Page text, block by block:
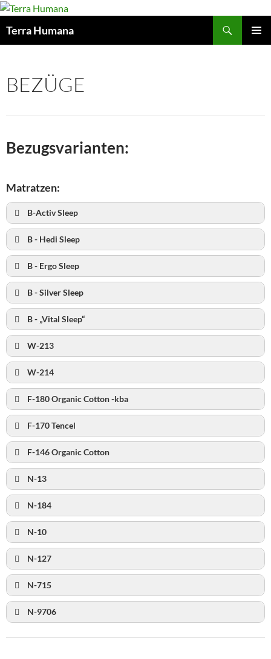
Zum
springen
Terra Humana
BEZÜGE
Bezugsvarianten:
Matratzen:
B-Activ Sleep
B - Hedi Sleep
B - Ergo Sleep
B - Silver Sleep
B - „Vital Sleep“
W-213
W-214
F-180 Organic Cotton -kba
F-170 Tencel
F-146 Organic Cotton
N-13
N-184
N-10
N-127
N-715
N-9706